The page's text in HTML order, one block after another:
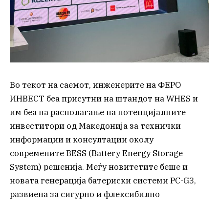
Во текот на саемот, инженерите на ФЕРО
ИНВЕСТ беа присутни на штандот на WHES и
им беа на располагање на потенцијалните
инвеститори од Македонија за технички
информации и консултации околу
современите BESS (Battery Energy Storage
System) решенија. Меѓу новитетите беше и
новата генерација батериски системи PC-G3,
развиена за сигурно и флексибилно